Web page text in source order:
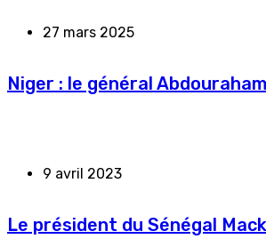
27 mars 2025
Niger : le général
9 avril 2023
Le président du Sénégal